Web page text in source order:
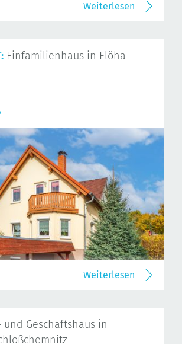
Weiterlesen
Einfamilienhaus in Flöha
Weiterlesen
und Geschäftshaus in